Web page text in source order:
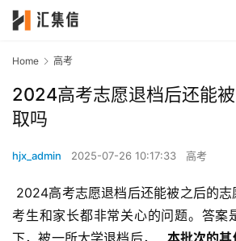
Home 高考
2024高考志愿退档后还能
取吗
hjx_admin 2025-07-26 10:17:33 高考
考生和家长都非常关心的问题。答案